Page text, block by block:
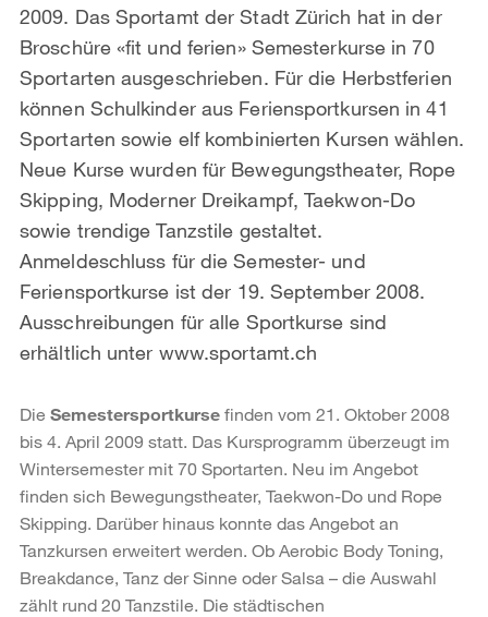
2009. Das Sportamt der Stadt Zürich hat in der
Broschüre «fit und ferien» Semesterkurse in 70
Sportarten ausgeschrieben. Für die Herbstferien
können Schulkinder aus Feriensportkursen in 41
Sportarten sowie elf kombinierten Kursen wählen.
Neue Kurse wurden für Bewegungstheater, Rope
Skipping, Moderner Dreikampf, Taekwon-Do
sowie trendige Tanzstile gestaltet.
Anmeldeschluss für die Semester- und
Feriensportkurse ist der 19. September 2008.
Ausschreibungen für alle Sportkurse sind
erhältlich unter www.sportamt.ch
Die Semestersportkurse finden vom 21. Oktober 2008
bis 4. April 2009 statt. Das Kursprogramm überzeugt im
Wintersemester mit 70 Sportarten. Neu im Angebot
finden sich Bewegungstheater, Taekwon-Do und Rope
Skipping. Darüber hinaus konnte das Angebot an
Tanzkursen erweitert werden. Ob Aerobic Body Toning,
Breakdance, Tanz der Sinne oder Salsa – die Auswahl
zählt rund 20 Tanzstile. Die städtischen